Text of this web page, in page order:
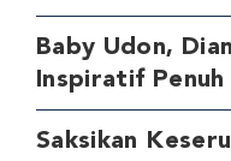
Baby Udon,
Inspiratif Penuh
Saksikan